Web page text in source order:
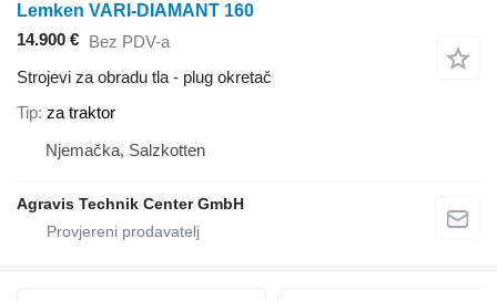
Lemken VARI-DIAMANT 160
14.900 € Bez PDV-a
Strojevi za obradu tla - plug okretač
Tip za traktor
Njemačka, Salzkotten
Agravis Technik Center GmbH